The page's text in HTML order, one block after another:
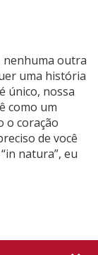
nenhuma outra
uma história
único, nossa
como um
o coração
de você
natura”, eu